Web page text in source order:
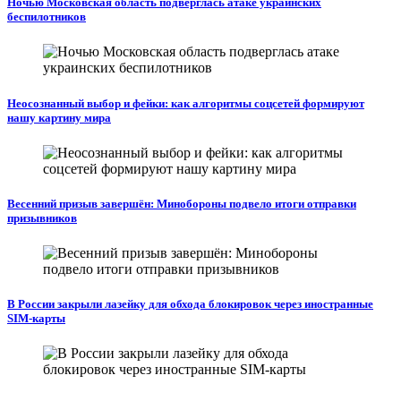
беспилотников
Неосознанный выбор и фейки: как алгоритмы соцсетей формируют
нашу картину мира
Весенний призыв завершён: Минобороны подвело итоги отправки
призывников
В России закрыли лазейку для обхода блокировок через иностранные
SIM-карты